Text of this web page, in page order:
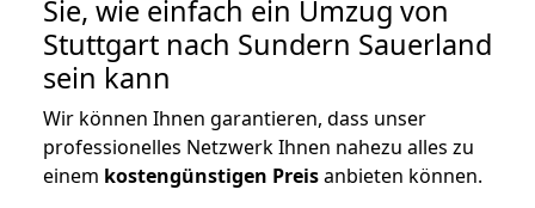
Sie, wie einfach ein Umzug von
Stuttgart nach Sundern Sauerland
sein kann
Wir können Ihnen garantieren, dass unser
professionelles Netzwerk Ihnen nahezu alles zu
einem kostengünstigen Preisanbieten können.